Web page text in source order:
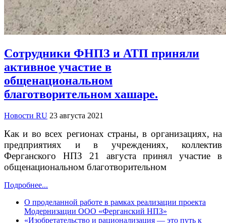
Сотрудники ФНПЗ и АТП приняли
активное участие в
общенациональном
благотворительном хашаре.
Новости RU 23 августа 2021
Как и во всех регионах страны, в организациях, на
предприятиях и в учреждениях, коллектив
Ферганского НПЗ 21 августа принял участие в
общенациональном благотворительном
Подробнее...
О проделанной работе в рамках реализации проекта
Модернизации ООО «Ферганский НПЗ»
«Изобретательство и рационализация — это путь к